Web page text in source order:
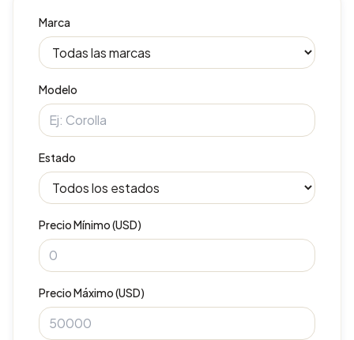
Marca
Modelo
Estado
Precio Mínimo (USD)
Precio Máximo (USD)